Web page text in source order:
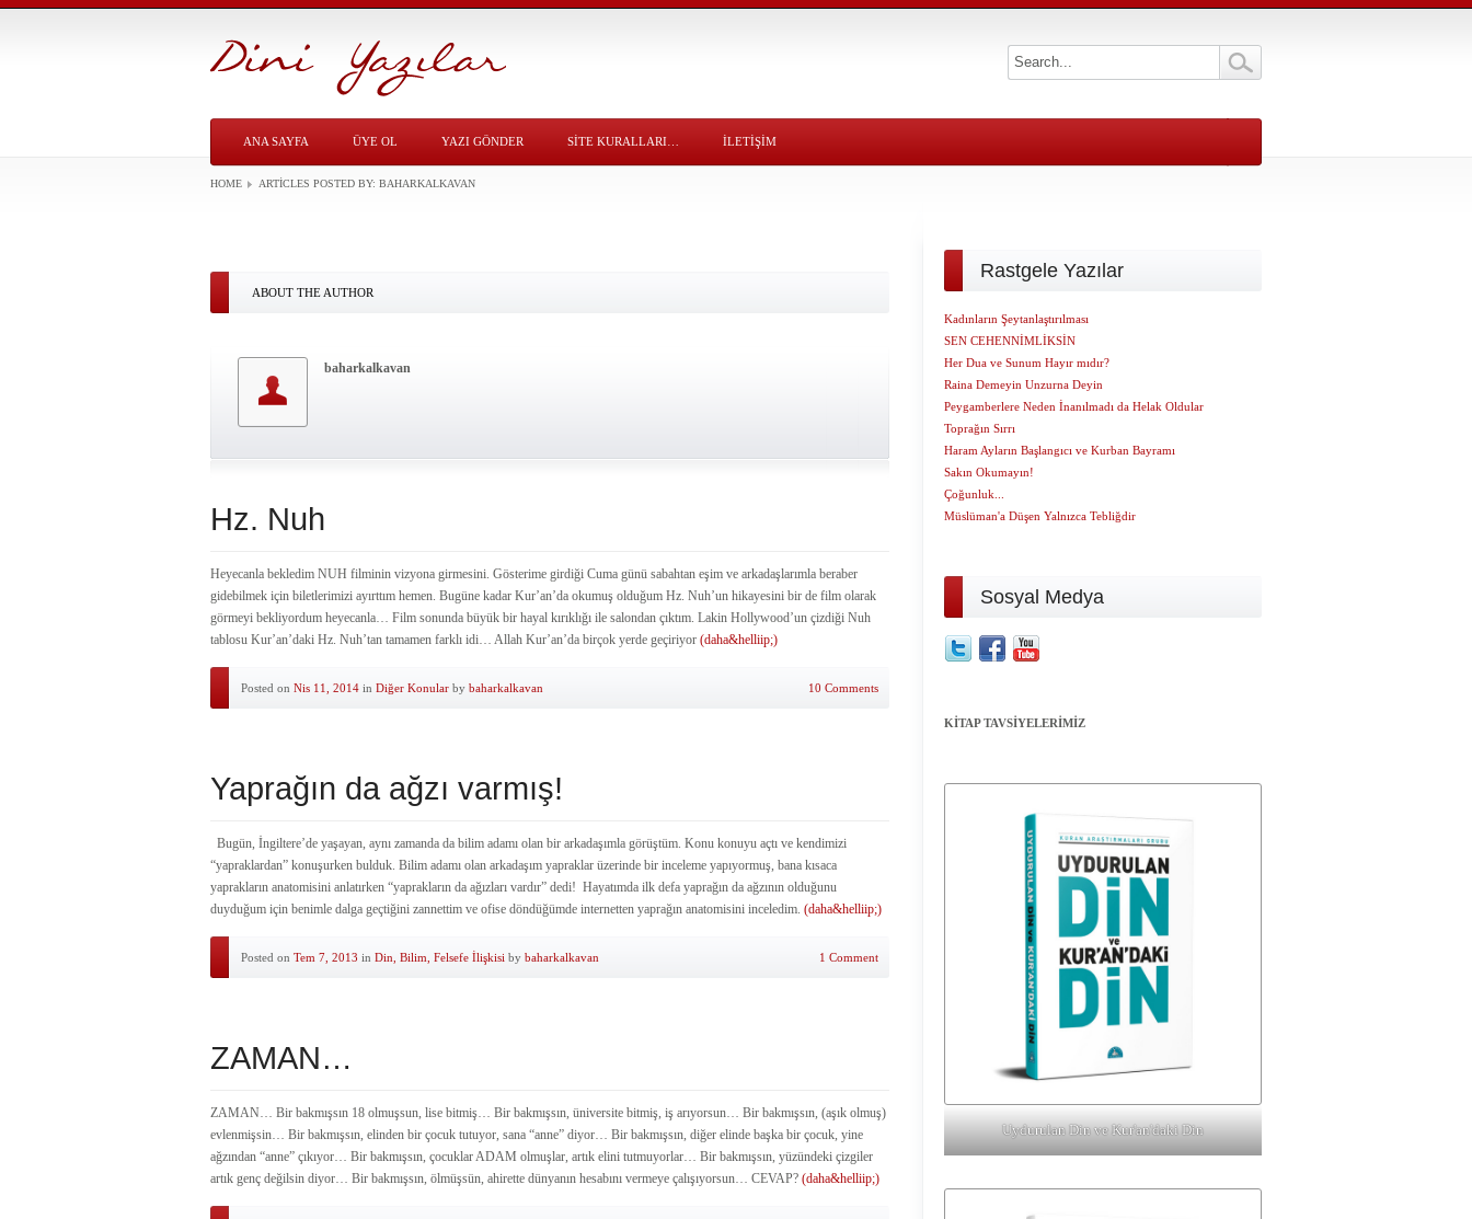
ANA SAYFA ÜYE OL YAZI GÖNDER SITE KURALLARI… İLETİŞİM
HOME ARTICLES POSTED BY: BAHARKALKAVAN
ABOUT THE AUTHOR
baharkalkavan
Hz. Nuh
Heyecanla bekledim NUH filminin vizyona girmesini. Gösterime girdiği Cuma günü sabahtan eşim ve arkadaşlarımla beraber
gidebilmek için biletlerimizi ayırttım hemen. Bugüne kadar Kur’an’da okumuş olduğum Hz. Nuh’un hikayesini bir de film olarak
görmeyi bekliyordum heyecanla… Film sonunda büyük bir hayal kırıklığı ile salondan çıktım. Lakin Hollywood’un çizdiği Nuh
tablosu Kur’an’daki Hz. Nuh’tan tamamen farklı idi… Allah Kur’an’da birçok yerde geçiriyor (daha&helliip;)
Posted on Nis 11, 2014 in Diğer Konular by baharkalkavan 10 Comments
Yaprağın da ağzı varmış!
Bugün, İngiltere’de yaşayan, aynı zamanda da bilim adamı olan bir arkadaşımla görüştüm. Konu konuyu açtı ve kendimizi
“yapraklardan” konuşurken bulduk. Bilim adamı olan arkadaşım yapraklar üzerinde bir inceleme yapıyormuş, bana kısaca
yaprakların anatomisini anlatırken “yaprakların da ağızları vardır” dedi! Hayatımda ilk defa yaprağın da ağzının olduğunu
duyduğum için benimle dalga geçtiğini zannettim ve ofise döndüğümde internetten yaprağın anatomisini inceledim. (daha&helliip;)
Posted on Tem 7, 2013 in Din, Bilim, Felsefe İlişkisi by baharkalkavan 1 Comment
ZAMAN…
ZAMAN… Bir bakmışsın 18 olmuşsun, lise bitmiş… Bir bakmışsın, üniversite bitmiş, iş arıyorsun… Bir bakmışsın, (aşık olmuş)
evlenmişsin… Bir bakmışsın, elinden bir çocuk tutuyor, sana “anne” diyor… Bir bakmışsın, diğer elinde başka bir çocuk, yine
ağzından “anne” çıkıyor… Bir bakmışsın, çocuklar ADAM olmuşlar, artık elini tutmuyorlar… Bir bakmışsın, yüzündeki çizgiler
artık genç değilsin diyor… Bir bakmışsın, ölmüşsün, ahirette dünyanın hesabını vermeye çalışıyorsun… CEVAP? (daha&helliip;)
Rastgele Yazılar
Kadınların Şeytanlaştırılması
SEN CEHENNİMLİKSİN
Her Dua ve Sunum Hayır mıdır?
Raina Demeyin Unzurna Deyin
Peygamberlere Neden İnanılmadı da Helak Oldular
Toprağın Sırrı
Haram Ayların Başlangıcı ve Kurban Bayramı
Sakın Okumayın!
Çoğunluk...
Müslüman'a Düşen Yalnızca Tebliğdir
Sosyal Medya
KİTAP TAVSİYELERİMİZ
Uydurulan Din ve Kur'an'daki Din